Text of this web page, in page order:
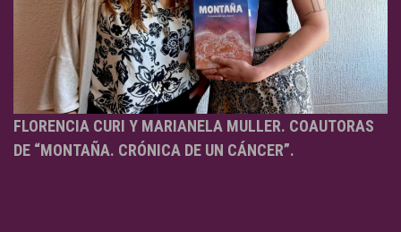
FLORENCIA CURI Y MARIANELA MULLER. COAUTORAS
DE “MONTAÑA. CRÓNICA DE UN CÁNCER”.